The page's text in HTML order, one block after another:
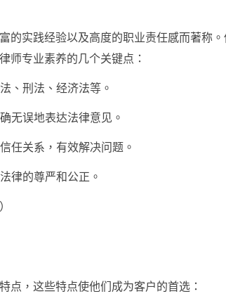
的实践经验以及高度的职业责任感而著称
师专业素养的几个关键点：
、刑法、经济法等。
无误地表达法律意见。
任关系，有效解决问题。
律的尊严和公正。
点，这些特点使他们成为客户的首选：